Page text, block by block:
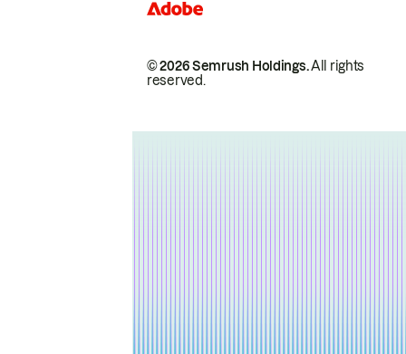
© 2026 Semrush Holdings.All rights
reserved.